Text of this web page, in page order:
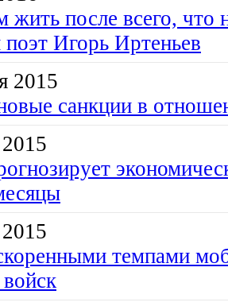
после всего, что
Игорь Иртеньев
2015
санкции в
темпами